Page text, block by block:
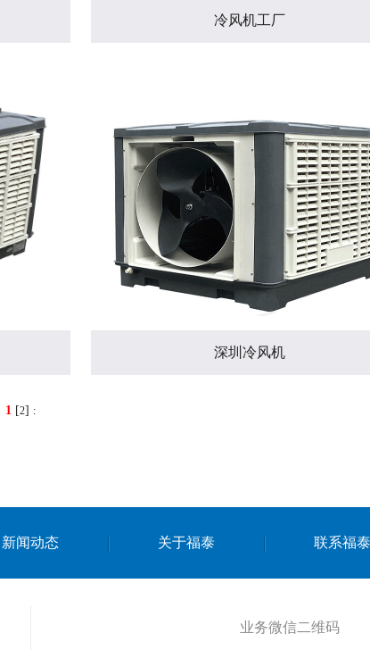
冷风机工厂
深圳冷风机
1 [2] :
新闻动态 关于福泰 联系福泰
业务微信二维码